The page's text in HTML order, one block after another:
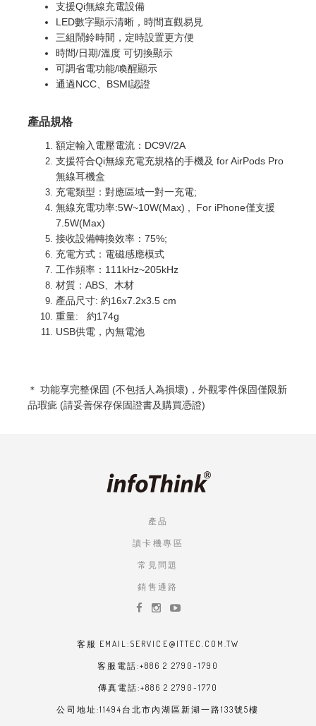
支援Qi無線充電設備
LED數字顯示清晰，時間直觀易見
三組鬧鈴時間，定時設置更方便
時間/日期/溫度 可切換顯示
可調省電功能/喚醒顯示
通過NCC、BSMI認證
產品規格
額定輸入電壓電流：DC9V/2A
支援符合Qi無線充電充規格的手機及 for AirPods Pro
無線耳機盒
充電類型：對應區域一對一充電;
無線充電功率:5W~10W(Max) , For iPhone僅支援
7.5W(Max)
接收設備轉換效率：75%;
充電方式：電磁感應模式
工作頻率：111kHz~205kHz
材質：ABS、木材
產品尺寸: 約16x7.2x3.5 cm
重量: 約174g
USB供電，內無電池
＊ 功能享完整保固 (不包括人為損壞)，外觀零件保固僅限新
品瑕疵 (請妥善保存保固證書及購買憑證)
產品
讀卡機專區
常見問題
銷售通路
客服 EMAIL:SERVICE@ITTEC.COM.TW
客服電話:+886 2 2790-1790
傳真電話:+886 2 2790-1770
公司地址:11494台北市內湖區新湖一路133號5樓